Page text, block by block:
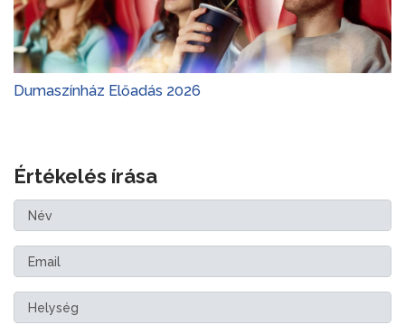
Dumaszínház Előadás 2026
Értékelés írása